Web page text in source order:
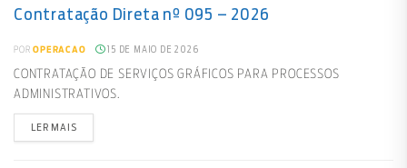
Contratação Direta nº 095 – 2026
POR OPERACAO 15 DE MAIO DE 2026
CONTRATAÇÃO DE SERVIÇOS GRÁFICOS PARA PROCESSOS
ADMINISTRATIVOS.
LER MAIS